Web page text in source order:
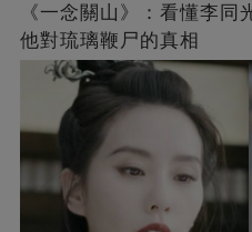
《一念關山》：看懂李
他對琉璃鞭尸的真相